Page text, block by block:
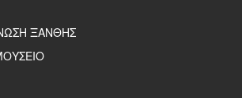
ΞΑΝΘΗΣ